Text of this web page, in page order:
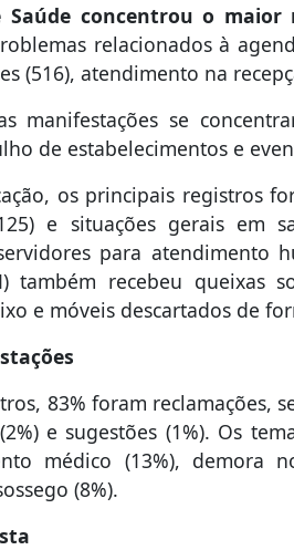
Saúde concentrou o maior
relacionados à
(516), atendimento na
manifestações se
de estabelecimentos e
os principais registros
e situações gerais em
para atendimento
também recebeu queixas
e móveis descartados de
83% foram reclamações,
e sugestões (1%). Os
médico (13%), demora
(8%).